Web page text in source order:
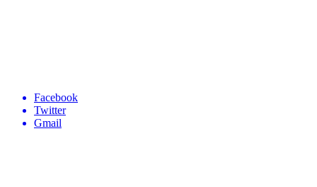
Facebook
Twitter
Gmail